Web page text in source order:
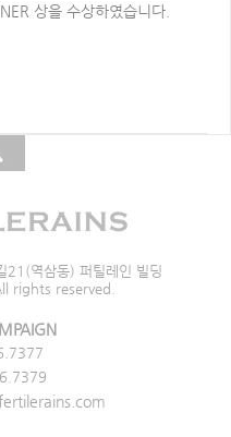
상을 수상하였습니다.​
21(역삼동) 퍼틸레인 빌딩
rights reserved.